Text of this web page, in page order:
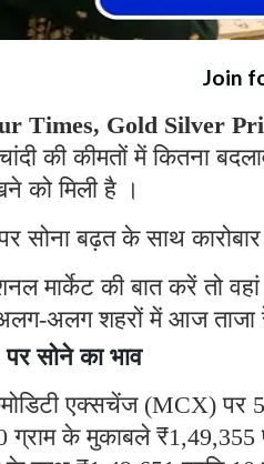
Join
Times, Gold Silver
की कीमतों में कितना
को मिली है ।
सोना बढ़त के साथ
मार्केट की बात करें तो
अलग शहरों में आज ताजा
सोने का भाव
एक्सचेंज (MCX) पर
ग्राम के मुकाबले